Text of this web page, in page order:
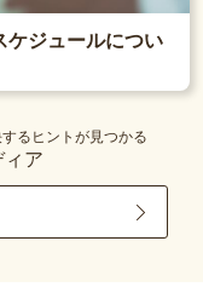
ケジュールについ
るヒントが見つかる
ア